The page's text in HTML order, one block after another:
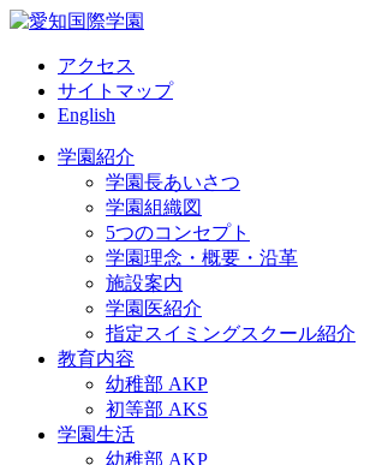
アクセス
サイトマップ
English
学園紹介
学園長あいさつ
学園組織図
5つのコンセプト
学園理念・概要・沿革
施設案内
学園医紹介
指定スイミングスクール紹介
教育内容
幼稚部 AKP
初等部 AKS
学園生活
幼稚部 AKP